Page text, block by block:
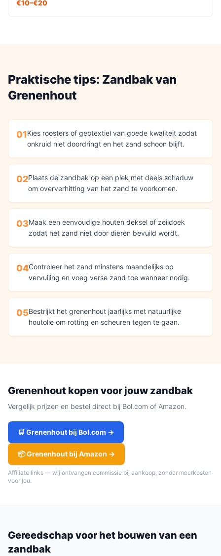
€10–€20
Praktische tips: Zandbakvan
Grenenhout
01Kies roosters of geotextiel van goede kwaliteit zodat
onkruid niet doordringt en het zand schoon blijft.
02Plaats de zandbak op een plek met deels schaduw
om oververhitting van het zand te voorkomen.
03Maak een eenvoudige houten deksel of zeildoek
zodat het zand niet door dieren bevuild wordt.
04Controleer het zand minstens maandelijks op
vervuiling en voeg verse zand toe wanneer nodig.
05Bestrijkt het grenenhout jaarlijks met natuurlijke
houtolie om rotting en scheuren tegen te gaan.
Grenenhout kopen voor jouw zandbak
Vergelijk prijzen en bestel direct bij Bol.com of Amazon.
🛒Grenenhoutbij Bol.com →
📦Grenenhoutbij Amazon →
Affiliate links — wij ontvangen commissie bij aankoop, zonder meerkosten
voor jou.
Gereedschap voor het bouwen van een
zandbak